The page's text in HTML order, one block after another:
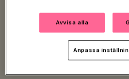
jag mådde. Jag grät om min
skratta. Jag hade
mina kollegor hette, vilken dag
Jag kunde bli sittande och
Avvisa alla
Anpassa